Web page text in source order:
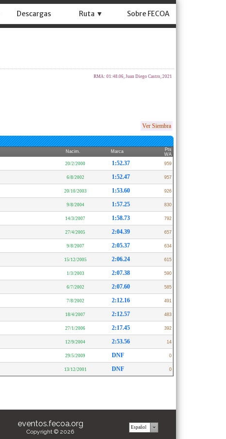
Descargas Ruta ▼ Sobre FECOA
RMA: 01:48.06, Juan Diego Castro, 2021
Ver Siembra
Nacim. Marca
Pts
WA
20/2/2000 1:52.37 959
6/8/2002 1:52.47 957
20/10/2003 1:53.60 926
9/8/2004 1:57.25 830
14/3/2007 1:58.73 792
27/4/2005 2:04.39 657
9/8/2007 2:05.37 634
15/12/2005 2:06.24 615
1/3/2003 2:07.38 590
6/7/2002 2:07.60 585
7/8/2002 2:12.16 491
18/4/2007 2:12.57 483
27/1/2006 2:17.45 392
12/9/2004 2:53.56 14
29/5/2009 DNF 0
13/12/2001 DNF 0
eventos.fecoa.org
Copyright © 2026